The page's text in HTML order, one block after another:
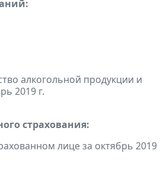
алкогольной продукции и
2019 г.
страхования:
лице за октябрь 2019